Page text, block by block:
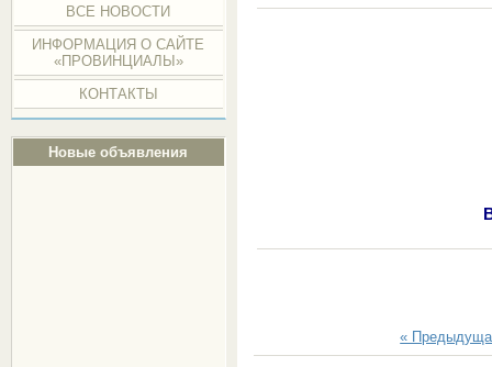
ВСЕ НОВОСТИ
ИНФОРМАЦИЯ О САЙТЕ
«ПРОВИНЦИАЛЫ»
КОНТАКТЫ
Новые объявления
«